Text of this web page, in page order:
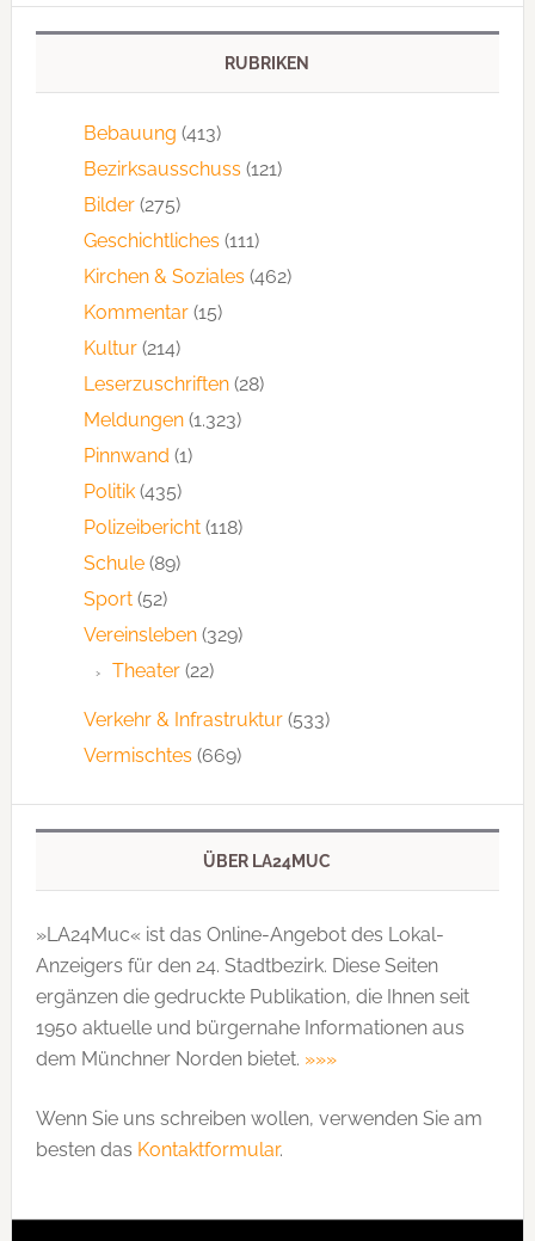
RUBRIKEN
Bebauung (413)
Bezirksausschuss (121)
Bilder(275)
Geschichtliches (111)
Kirchen & Soziales (462)
Kommentar(15)
Kultur(214)
Leserzuschriften(28)
Meldungen(1.323)
Pinnwand (1)
Politik(435)
Polizeibericht(118)
Schule(89)
Sport(52)
Vereinsleben(329)
Theater(22)
Verkehr & Infrastruktur(533)
Vermischtes (669)
ÜBER LA24MUC
»LA24Muc« ist das Online-Angebot des Lokal-
Anzeigers für den 24. Stadtbezirk. Diese Seiten
ergänzen die gedruckte Publi­kation, die Ihnen seit
1950 aktuelle und bürgernahe Informationen aus
dem Münchner Norden bietet. »»»
Wenn Sie uns schreiben wollen, verwenden Sie am
besten das Kontaktformular.